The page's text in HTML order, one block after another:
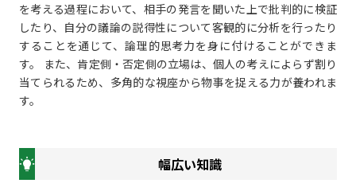
を考える過程において、相手の発言を聞いた上で批判的に検証
したり、自分の議論の説得性について客観的に分析を行ったり
することを通じて、論理的思考力を身に付けることができま
す。 また、肯定側・否定側の立場は、個人の考えによらず割り
当てられるため、多角的な視座から物事を捉える力が養われま
す。
幅広い知識